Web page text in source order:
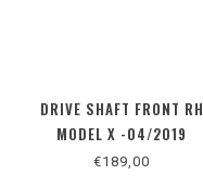
DRIVE SHAFT FRONT RH
MODEL X -04/2019
€189,00